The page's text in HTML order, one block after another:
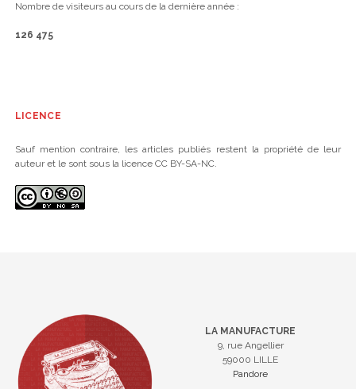
Nombre de visiteurs au cours de la dernière année :
126 475
LICENCE
Sauf mention contraire, les articles publiés restent la propriété de leur
auteur et le sont sous la licence CC BY-SA-NC.
LA MANUFACTURE
9, rue Angellier
59000 LILLE
Pandore